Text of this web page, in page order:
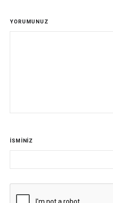
YORUMUNUZ
İSMİNİZ